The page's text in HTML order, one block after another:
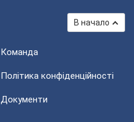
В начало
Команда
Політика конфіденційності
Документи